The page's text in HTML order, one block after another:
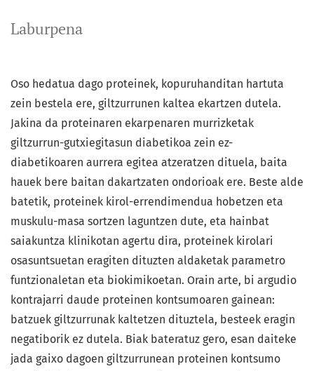
Laburpena
Oso hedatua dago proteinek, kopuruhanditan hartuta
zein bestela ere, giltzurrunen kaltea ekartzen dutela.
Jakina da proteinaren ekarpenaren murrizketak
giltzurrun-gutxiegitasun diabetikoa zein ez-
diabetikoaren aurrera egitea atzeratzen dituela, baita
hauek bere baitan dakartzaten ondorioak ere. Beste alde
batetik, proteinek kirol-errendimendua hobetzen eta
muskulu-masa sortzen laguntzen dute, eta hainbat
saiakuntza klinikotan agertu dira, proteinek kirolari
osasuntsuetan eragiten dituzten aldaketak parametro
funtzionaletan eta biokimikoetan. Orain arte, bi argudio
kontrajarri daude proteinen kontsumoaren gainean:
batzuek giltzurrunak kaltetzen dituztela, besteek eragin
negatiborik ez dutela. Biak bateratuz gero, esan daiteke
jada gaixo dagoen giltzurrunean proteinen kontsumo